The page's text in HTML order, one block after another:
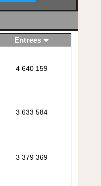
Entrees
4 640 159
3 633 584
3 379 369